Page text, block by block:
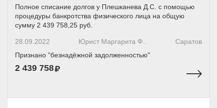
Полное списание долгов у Плешканева Д.С. с помощью
процедуры банкротства физического лица на общую
сумму 2 439 758,25 руб.
28.09.2022 Юрист Маргарита Ф..
Саратов
Признано "безнадёжной задолженностью"
2 439 758